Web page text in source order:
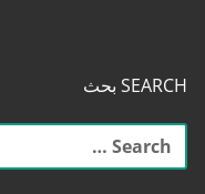
SEARCH بحث
البحث
عن: